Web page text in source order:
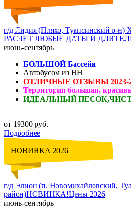
г/д Лидия (Пляхо, Туапсинский р-
РАСЧЕТ ЛЮБЫЕ ДАТЫ И
июнь-сентябрь
БОЛЬШОЙ Бассейн
Автобусом из НН
ОТЛИЧНЫЕ ОТЗЫВЫ 2023-
Территория большая,
ИДЕАЛЬНЫЙ
от 19300 руб.
Подробнее
НОВИНКА 2026
г/д Элион (п. Новомихайловский,
район)НОВИНКА!Цены 2026
июнь-сентябрь